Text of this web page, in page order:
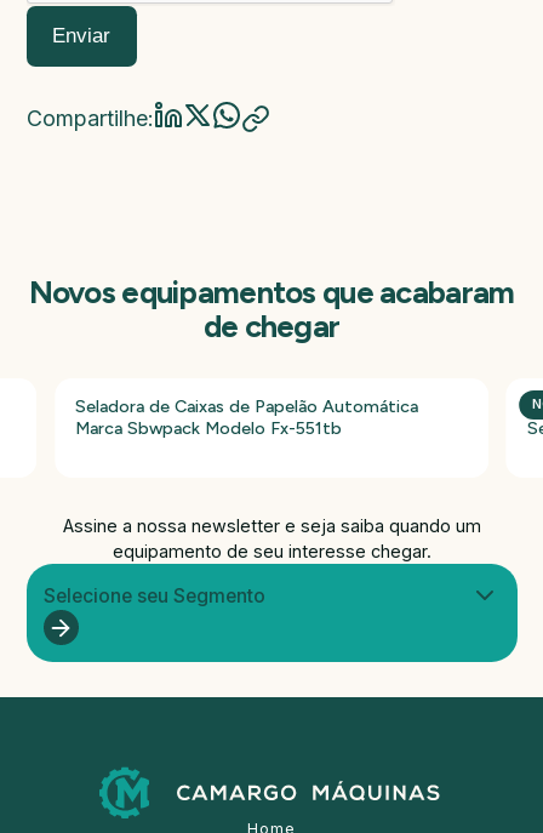
Enviar
Compartilhe:
Novos equipamentos que acabaram
de chegar
Seladora de Caixas de Papelão Automática
Marca Sbwpack Modelo Fx-551tb
Assine a nossa newsletter e seja saiba quando um
equipamento de seu interesse chegar.
Selecione seu Segmento
Home